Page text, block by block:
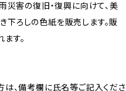
害の復旧・復興に向けて、美
ろしの色紙を販売します。販
す。
は、備考欄に氏名等ご記入くださ